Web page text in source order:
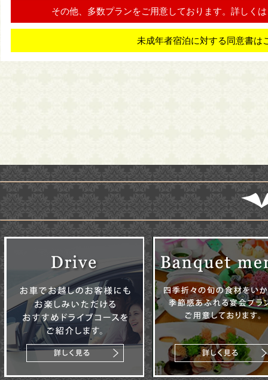
その他、多数プランをご用意しております。詳しく
未成年者宿泊に対する同意書は